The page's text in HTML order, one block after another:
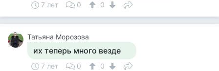
7 лет 0 0
Татьяна Морозова
их теперь много везде
7 лет 0 0